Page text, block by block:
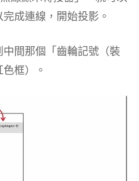
成連線，開始投影。
間那個「齒輪記號（裝
框）。